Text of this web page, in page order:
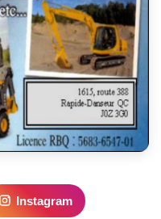
Instagram